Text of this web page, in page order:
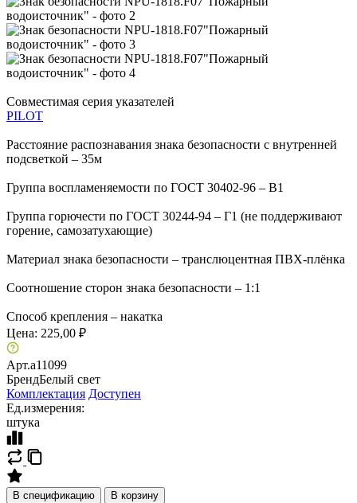
Совместимая серия указателей
PILOT
Расстояние распознавания знака безопасности с внутренней
подсветкой – 35м
Группа воспламеняемости по ГОСТ 30402-96 – В1
Группа горючести по ГОСТ 30244-94 – Г1 (не поддерживают
горение, самозатухающие)
Материал знака безопасности – транслюцентная ПВХ-плёнка
Соотношение сторон знака безопасности – 1:1
Способ крепления – накатка
Цена: 225,00 ₽
Арт.a11099
БрендБелый свет
Комплектация Доступен
Ед.измерения:
штука
В спецификацию В корзину